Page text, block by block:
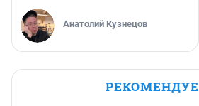
Анатолий Кузнецов